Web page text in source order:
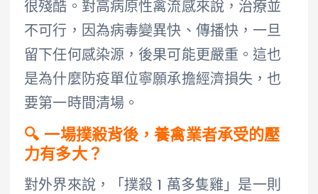
很殘酷。對高病原性禽流感來說，治療並
不可行，因為病毒變異快、傳播快，一旦
留下任何感染源，後果可能更嚴重。這也
是為什麼防疫單位寧願承擔經濟損失，也
要第一時間清場。
🔍 一場撲殺背後，養禽業者承受的壓
力有多大？
對外界來說，「撲殺 1 萬多隻雞」是一則